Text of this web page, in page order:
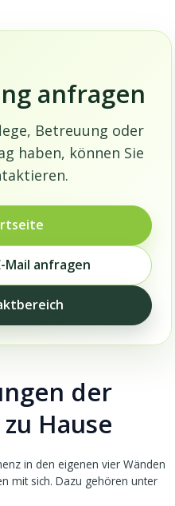
anfragen
Betreuung oder
haben, können Sie
Mail anfragen
der
Hause
in den eigenen vier Wänden
mit sich. Dazu gehören unter